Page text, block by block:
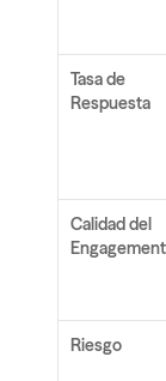
Tasa de
Respuesta
Calidad del
Engagement
Riesgo